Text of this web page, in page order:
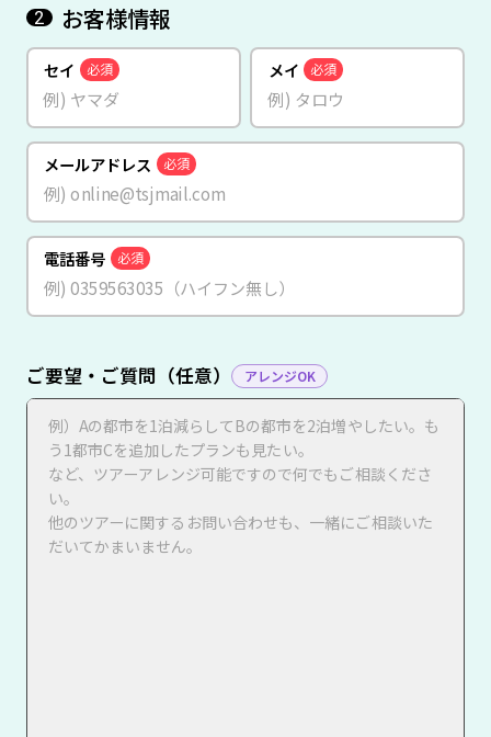
2 お客様情報
セイ 必須 メイ 必須
メールアドレス 必須
電話番号 必須
ご要望・ご質問（任意） アレンジOK